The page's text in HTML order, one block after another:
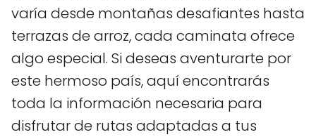
varía desde montañas desafiantes hasta
terrazas de arroz, cada caminata ofrece
algo especial. Si deseas aventurarte por
este hermoso país, aquí encontrarás
toda la información necesaria para
disfrutar de rutas adaptadas a tus